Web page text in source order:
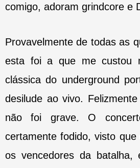
comigo, adoram grindcore e
Provavelmente de todas as
esta foi a que me custou
clássica do underground
desilude ao vivo.
não foi grave. O
certamente fodido, visto que
os vencedores da batalha,